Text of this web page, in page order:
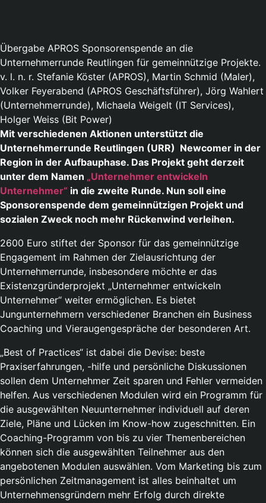
Übergabe APROS Sponsorenspende an die
Unternehmerrunde Reutlingen für gemeinnützige Projekte.
v. l. n. r. Stefanie Köster (APROS), Martin Schmid (Maler),
Volker Feyerabend (APROS Geschäftsführer), Jörg Wahlert
(Unternehmerrunde), Michaela Weigelt (IT Services),
Holger Weiss (Bit Power)
Mit verschiedenen Aktionen unterstützt die
Unternehmerrunde Reutlingen (URR) Newcomer in der
Region in der Aufbauphase. Das Projekt geht derzeit
unter dem Namen „Unternehmer entwickeln
Unternehmer“ in die zweite Runde. Nun soll eine
Sponsorenspende dem gemeinnützigen Projekt und
sozialen Zweck noch mehr Rückenwind verleihen.
2600 Euro stiftet der Sponsor für das gemeinnützige
Engagement im Rahmen der Zielausrichtung der
Unternehmerrunde, insbesondere möchte er das
Existenzgründerprojekt „Unternehmer entwickeln
Unternehmer“ weiter ermöglichen. Es bietet
Jungunternehmern verschiedener Branchen ein Business
Coaching und Vieraugengespräche der besonderen Art.
„Best of Practices“ ist dabei die Devise: beste
Praxiserfahrungen, -hilfe und persönliche Diskussionen
sollen dem Unternehmer Zeit sparen und Fehler vermeiden
helfen. Aus verschiedenen Modulen wird ein Programm für
die ausgewählten Neuunternehmer individuell auf deren
Ziele, Pläne und Lücken im Know-how zugeschnitten. Ein
Coaching-Programm von bis zu vier Themenbereichen
können sich die ausgewählten Teilnehmer aus den
angebotenen Modulen auswählen. Vom Marketing bis zum
persönlichen Zeitmanagement ist alles beinhaltet um
Unternehmensgründern mehr Erfolg durch direkte